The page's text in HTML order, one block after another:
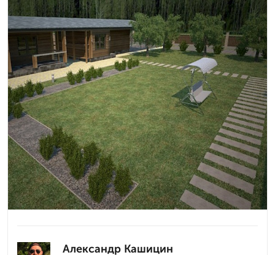
Александр Кашицин